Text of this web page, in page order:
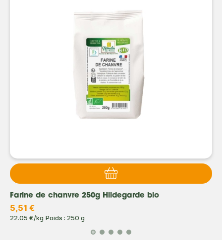
Farine de chanvre 250g Hildegarde bio
5,51 €
22.05 €/kg Poids : 250 g